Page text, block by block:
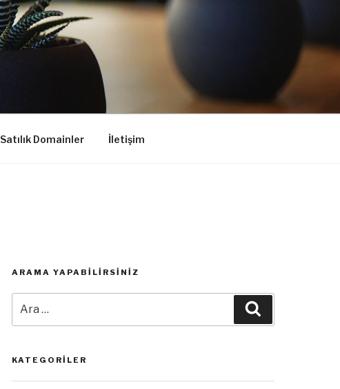
Satılık Domainler İletişim
ARAMA YAPABILIRSINIZ
KATEGORILER